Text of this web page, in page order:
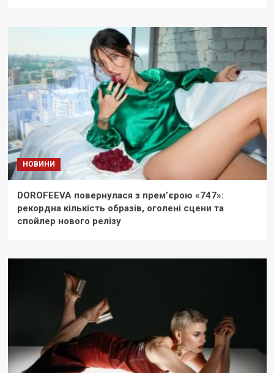
НОВИНИ
DOROFEEVA повернулася з прем’єрою «747»:
рекордна кількість образів, оголені сцени та
спойлер нового релізу